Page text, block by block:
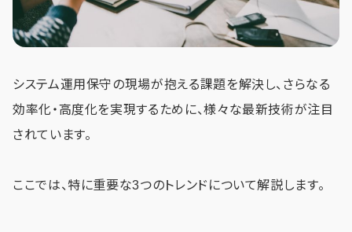
システム運用保守の現場が抱える課題を解決し、さらなる
効率化・高度化を実現するために、様々な最新技術が注目
されています。
ここでは、特に重要な3つのトレンドについて解説します。